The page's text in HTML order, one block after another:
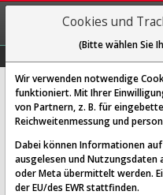
LPKF Laser
[LPK | WKN
15,250
Echtzeit-
BID:15,200
Cookies und
(Bitte wählen Sie
Wir verwenden notwendige
funktioniert. Mit Ihrer
von Partnern, z. B. für
Reichweitenmessung und
Dabei können Informationen
ausgelesen und
oder Meta übermittelt werden.
der EU/des EWR stattfinden.